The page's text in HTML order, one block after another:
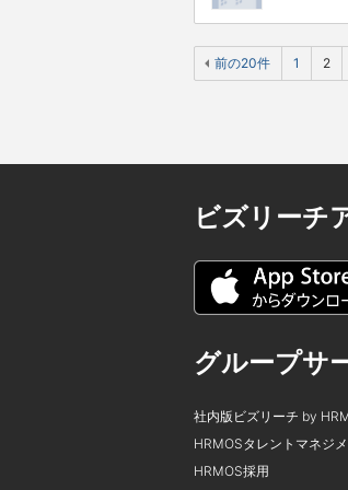
前の20件 1 2
ビズリーチ
グループサ
社内版ビズリーチ by
HRMOSタレントマネジ
HRMOS採用